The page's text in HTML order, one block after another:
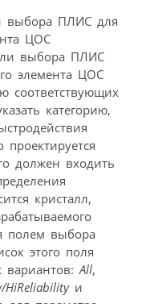
выбора ПЛИС
элемента ЦОС
соответствующих
категорию,
проектируется
должен входить
кристалл,
полем выбора
этого поля
All,
и